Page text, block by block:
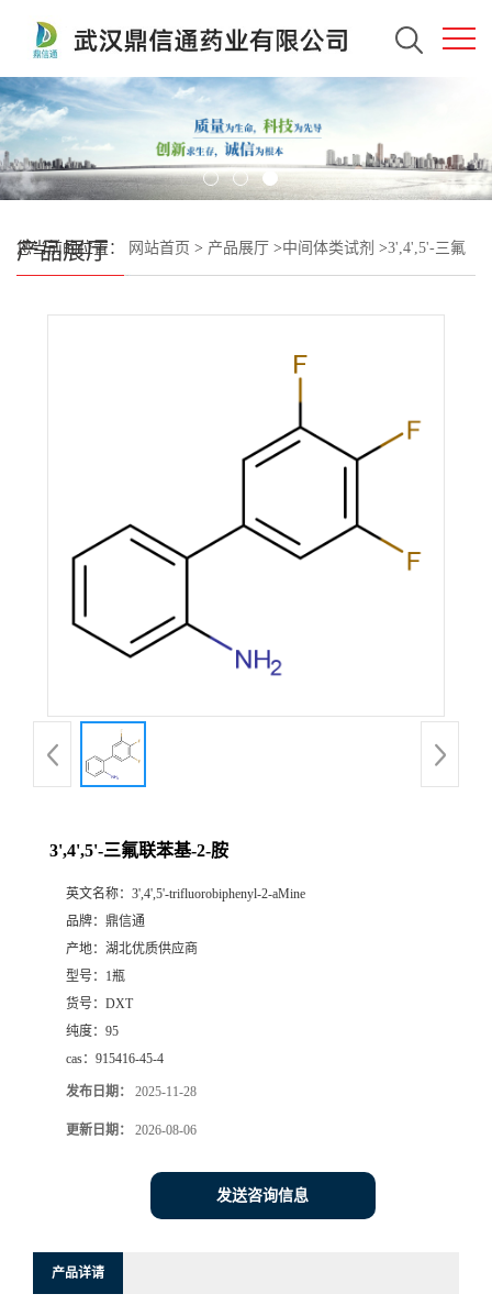
产品展厅
您当前的位置： 网站首页 > 产品展厅 >中间体类试剂 >3',4',5'-三氟
3',4',5'-三氟联苯基-2-胺
英文名称： 3',4',5'-trifluorobiphenyl-2-aMine
品牌： 鼎信通
产地： 湖北优质供应商
型号： 1瓶
货号： DXT
纯度： 95
cas： 915416-45-4
发布日期： 2025-11-28
更新日期： 2026-08-06
发送咨询信息
产品详请